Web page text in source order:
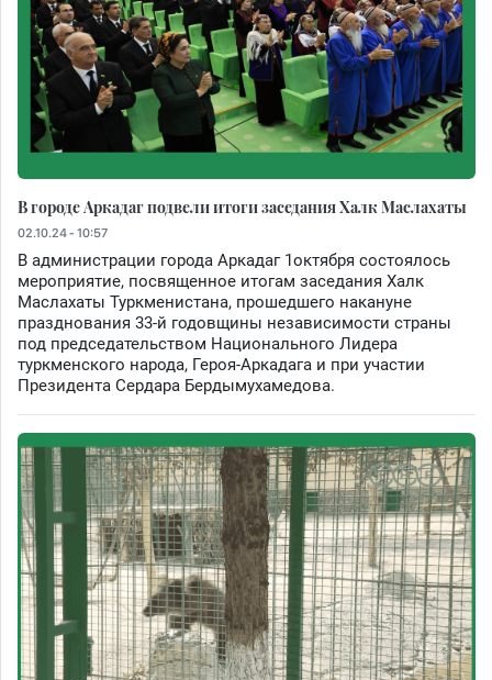
В городе Аркадаг подвели итоги заседания Халк Маслахаты
02.10.24 - 10:57
В администрации города Аркадаг 1октября состоялось
мероприятие, посвященное итогам заседания Халк
Маслахаты Туркменистана, прошедшего накануне
празднования 33-й годовщины независимости страны
под председательством Национального Лидера
туркменского народа, Героя-Аркадага и при участии
Президента Сердара Бердымухамедова.